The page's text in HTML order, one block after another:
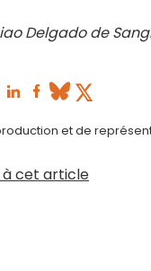
Delgado de
et de
à cet article